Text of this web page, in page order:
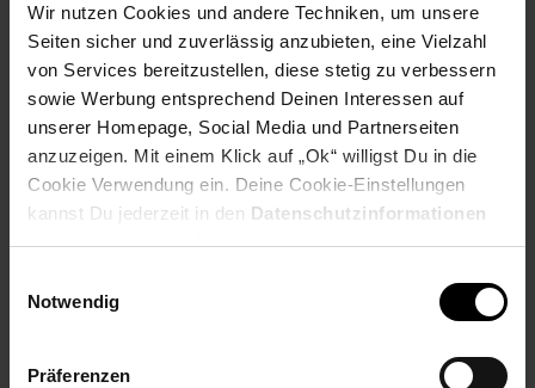
Wir nutzen Cookies und andere Techniken, um unsere
Seiten sicher und zuverlässig anzubieten, eine Vielzahl
von Services bereitzustellen, diese stetig zu verbessern
sowie Werbung entsprechend Deinen Interessen auf
unserer Homepage, Social Media und Partnerseiten
anzuzeigen. Mit einem Klick auf „Ok“ willigst Du in die
Cookie Verwendung ein. Deine Cookie-Einstellungen
kannst Du jederzeit in den Datenschutzinformationen
ändern bzw. widerrufen.
Notwendig
Präferenzen
Ausbildungsbeginn
Schulabschluss: gute mittlere Reife oder
Fachhochschulreife, Allgemeine
Hochschulreife
Bewerben per Formular